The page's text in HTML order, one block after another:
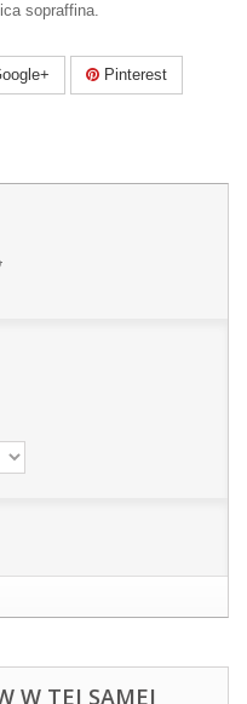
sopraffina.
Pinterest
W TEJ SAMEJ